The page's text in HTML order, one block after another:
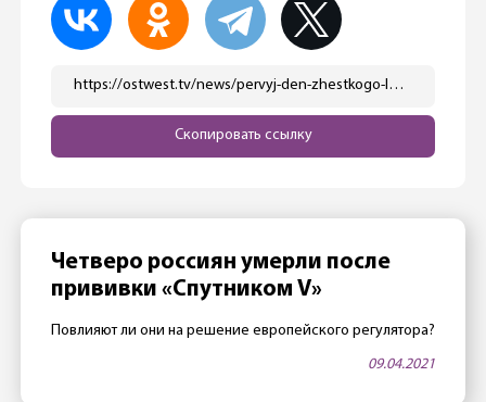
https://ostwest.tv/news/pervyj-den-zhestkogo-lokdauna-i-novyj-antirekord-v-germanii/
Скопировать ссылку
Четверо россиян умерли после
прививки «Спутником V»
Повлияют ли они на решение европейского регулятора?
09.04.2021